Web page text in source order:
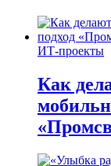
ИТ-проекты
Как